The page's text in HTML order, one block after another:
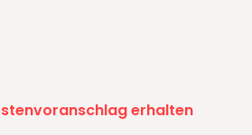
erhalten